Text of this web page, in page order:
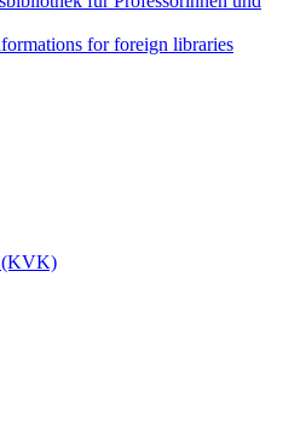
for foreign libraries
(KVK)